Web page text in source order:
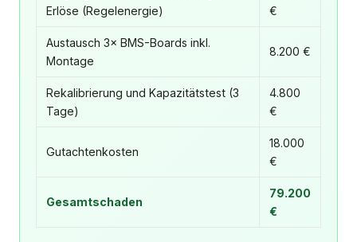
Erlöse (Regelenergie)
€
Austausch 3× BMS-Boards inkl.
Montage
8.200 €
Rekalibrierung und Kapazitätstest (3
Tage)
4.800
€
Gutachtenkosten
18.000
€
Gesamtschaden
79.200
€